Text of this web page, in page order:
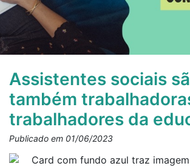
Assistentes sociais
também
trabalhadores da
Publicado em 01/06/2023